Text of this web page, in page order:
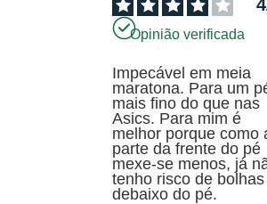
4
Opinião verificada
Impecável em meia
maratona. Para um
mais fino do que nas
Asics. Para mim é
melhor porque como
parte da frente do pé
mexe-se menos, já
tenho risco de bolhas
debaixo do pé.